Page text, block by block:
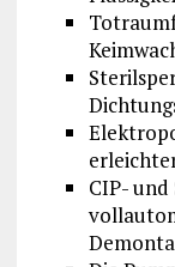
CIP-